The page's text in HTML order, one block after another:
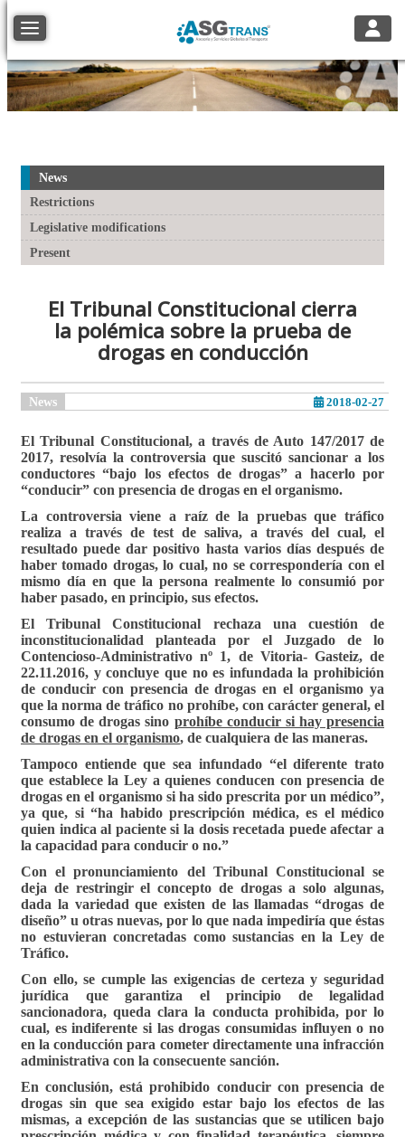
Toggle navigation
News
Restrictions
Legislative modifications
Present
El Tribunal Constitucional cierra
la polémica sobre la prueba de
drogas en conducción
News 2018-02-27
El Tribunal Constitucional, a través de Auto 147/2017 de
2017, resolvía la controversia que suscitó sancionar a los
conductores “bajo los efectos de drogas” a hacerlo por
“conducir” con presencia de drogas en el organismo.
La controversia viene a raíz de la pruebas que tráfico
realiza a través de test de saliva, a través del cual, el
resultado puede dar positivo hasta varios días después de
haber tomado drogas, lo cual, no se correspondería con el
mismo día en que la persona realmente lo consumió por
haber pasado, en principio, sus efectos.
El Tribunal Constitucional rechaza una cuestión de
inconstitucionalidad planteada por el Juzgado de lo
Contencioso-Administrativo nº 1, de Vitoria- Gasteiz, de
22.11.2016, y concluye que no es infundada la prohibición
de conducir con presencia de drogas en el organismo ya
que la norma de tráfico no prohíbe, con carácter general, el
consumo de drogas sino prohíbe conducir si hay presencia
de drogas en el organismo, de cualquiera de las maneras.
Tampoco entiende que sea infundado “el diferente trato
que establece la Ley a quienes conducen con presencia de
drogas en el organismo si ha sido prescrita por un médico”,
ya que, si “ha habido prescripción médica, es el médico
quien indica al paciente si la dosis recetada puede afectar a
la capacidad para conducir o no.”
Con el pronunciamiento del Tribunal Constitucional se
deja de restringir el concepto de drogas a solo algunas,
dada la variedad que existen de las llamadas “drogas de
diseño” u otras nuevas, por lo que nada impediría que éstas
no estuvieran concretadas como sustancias en la Ley de
Tráfico.
Con ello, se cumple las exigencias de certeza y seguridad
jurídica que garantiza el principio de legalidad
sancionadora, queda clara la conducta prohibida, por lo
cual, es indiferente si las drogas consumidas influyen o no
en la conducción para cometer directamente una infracción
administrativa con la consecuente sanción.
En conclusión, está prohibido conducir con presencia de
drogas sin que sea exigido estar bajo los efectos de las
mismas, a excepción de las sustancias que se utilicen bajo